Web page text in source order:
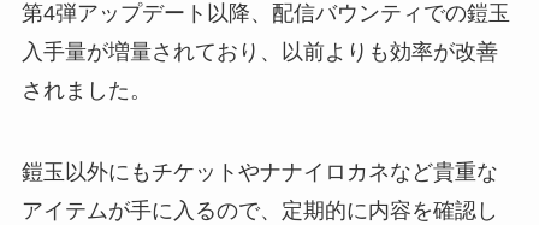
第4弾アップデート以降、配信バウンティでの鎧玉
入手量が増量されており、以前よりも効率が改善
されました。
鎧玉以外にもチケットやナナイロカネなど貴重な
アイテムが手に入るので、定期的に内容を確認し